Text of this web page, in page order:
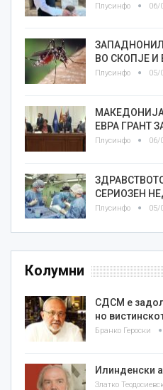
Плусинфо 06/
ВО СКОПЈЕ И
Плусинфо 05/
ЕВРА ГРАНТ
Плусинфо 06/
СЕРИОЗЕН
Плусинфо 05/
Колумни
СДСМ е
но
Бранко Героски
Илинденски